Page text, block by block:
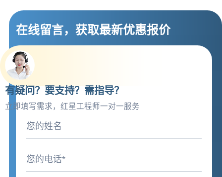
在线留言，获取最新优惠报价
有疑问？要支持？需指导？
立即填写需求，红星工程师一对一服务